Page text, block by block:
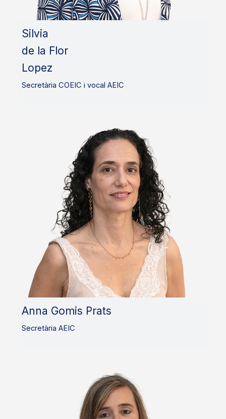
Silvia
de la Flor
Lopez
Secretària COEIC i vocal AEIC
Anna Gomis Prats
Secretària AEIC